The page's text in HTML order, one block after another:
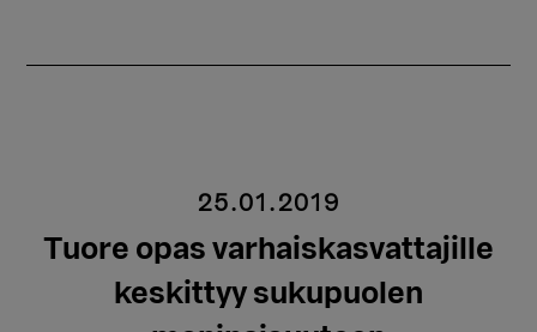
25.01.2019
Tuore opas varhaiskasvattajille
keskittyy sukupuolen